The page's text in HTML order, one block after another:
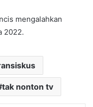
mengalahkan
2022.
tak nonton tv